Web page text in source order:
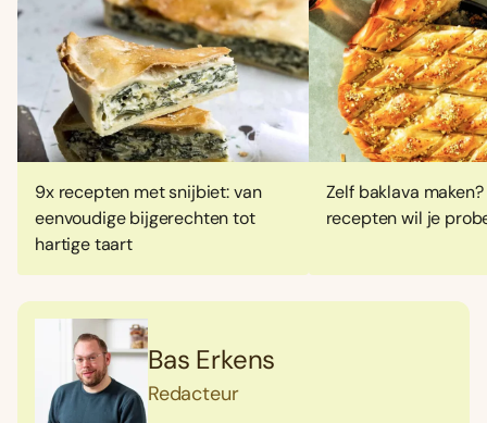
9x recepten met snijbiet: van
eenvoudige bijgerechten tot
hartige taart
Zelf baklava
recepten wil je
Bas Erkens
Redacteur